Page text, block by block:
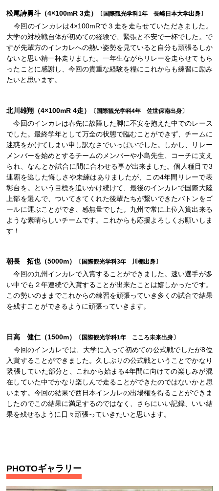
松尾詩勇斗（4×100mR 3走） 〔国際観光学科1年 長崎日本大学出身〕
今回のインカレは4×100mRで３走を走らせていただきました。
大学の対校戦自体が初めての経験で、緊張と不安で一杯でした。で
すが先輩方のインカレへの熱い姿勢を見ていると自分も頑張るしか
ないと思い精一杯走りました。一年生ながらリレーを走らせてもら
ったことに感謝し、今回の貴重な経験を糧にこれからも練習に励み
たいと思います。
北川雄翔（4×100mR 4走） 〔国際観光学科4年 佐世保南出身〕
今回のインカレは春先に故障した脚に不安を抱えた中でのレース
でした。最終学年として万全の状態で臨むことができず、チームに
迷惑をかけてしまい申し訳なさでいっぱいでした。しかし、リレー
メンバーを始めとするチームのメンバーや小島先生、コーチに支え
られ、なんとか試合に間に合わせる事が出来ました。個人種目で3
連覇を逃した悔しさや未練はありましたが、この4年間リレーで表
彰台を。という目標を追いかけ続けて、最後のインカレで国際大陸
上部を選んで、ついてきてくれた後輩たちが繋いできたバトンをゴ
ールに運ぶことができ、感無量でした。九州で常に上位入賞出来る
ような素晴らしいチームです。これからも応援よろしくお願いしま
す！
朝長 拓也（5000m） 〔国際観光学科3年 川棚出身〕
今回の九州インカレで入賞することができました。速い選手が多
い中でも２年連続で入賞することが出来たことは嬉しかったです。
この勢いのままでこれからの練習を頑張っていき多くの試合で結果
を残すことができるように頑張っていきます。
日高 健仁（1500m） 〔国際観光学科1年 こころ未来出身〕
今回のインカレでは、大学に入って初めての公式戦でしたが8位
入賞することができました。久しぶりの公式戦ということでかなり
緊張していた部分と、これから始まる4年間に向けての楽しみが混
在していた中でかなり楽しんで走ることができたのではないかと思
います。今回の結果で西日本インカレの出場権を得ることができま
したのでこの結果に満足するのではなく、さらにいい記録、いい結
果を残せるように日々頑張っていきたいと思います。
PHOTOギャラリー